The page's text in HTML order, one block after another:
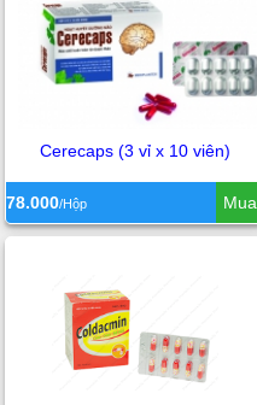
Cerecaps (3 vỉ x 10 viên)
78.000/Hộp Mua